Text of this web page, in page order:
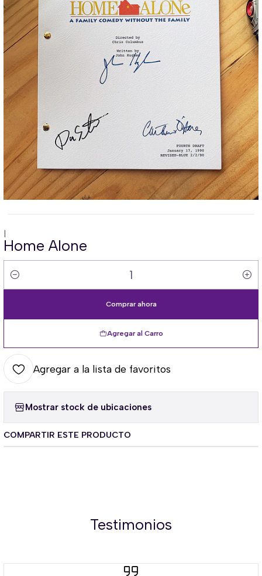
|
Home Alone
Cantidad
Agregar al Carro
Comprar ahora
Agregar a la lista de favoritos
Mostrar stock de ubicaciones
COMPARTIR ESTE PRODUCTO
Testimonios